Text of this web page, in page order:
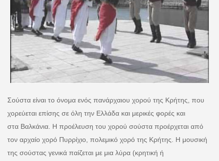
Σούστα είναι το όνομα ενός πανάρχαιου χορού της Κρήτης, που
χορεύεται επίσης σε όλη την Ελλάδα και μερικές φορές και
στα Βαλκάνια. Η προέλευση του χορού σούστα προέρχεται από
τον αρχαίο χορό Πυρρίχιο, πολεμικό χορό της Κρήτης. Η μουσική
της σούστας γενικά παίζεται με μια λύρα (κρητική ή